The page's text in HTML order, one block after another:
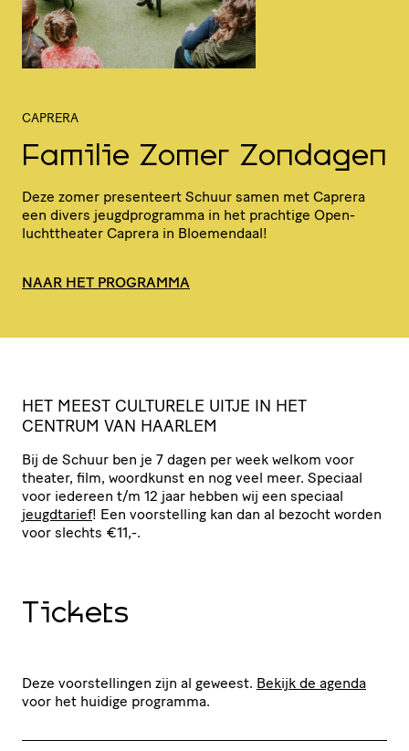
CAPRERA
Familie Zomer Zondagen
Deze zomer presenteert Schuur samen met Caprera
een divers jeugd­pro­gramma in het prachtige Open­
lucht­the­ater Caprera in Bloemendaal!
NAAR HET PROGRAMMA
HET MEEST CULTURELE UITJE IN HET
CENTRUM VAN HAARLEM
Bij de Schuur ben je 7 dagen per week welkom voor
theater, film, woordkunst en nog veel meer. Speciaal
voor iedereen t/​m 12 jaar hebben wij een speciaal
jeugdtarief! Een voor­stel­ling kan dan al bezocht worden
voor slechts €11,-.
Tickets
Deze voorstellingen zijn al geweest. Bekijk de agenda
voor het huidige programma.